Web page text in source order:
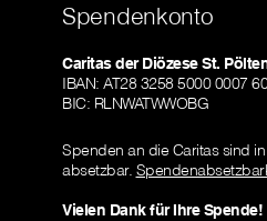
Spendenkonto
Caritas der Diözese St.
IBAN: AT28 3258 5000 0007
BIC: RLNWATWWOBG
Spenden an die Caritas sind
absetzbar.
Vielen Dank für Ihre Spende!